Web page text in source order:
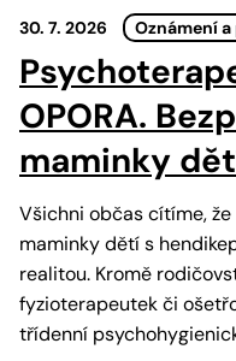
30. 7. 2026 Oznámení
OPORA.
maminky
Všichni občas cítíme,
maminky dětí s
realitou. Kromě
fyzioterapeutek či
třídenní